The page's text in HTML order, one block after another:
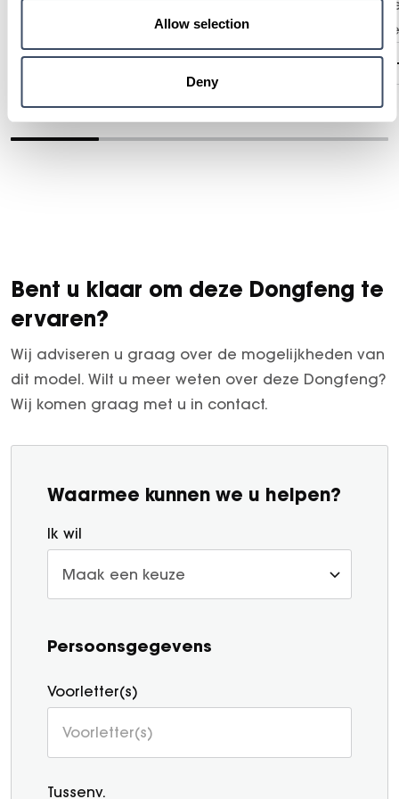
Allow selection
Deny
Service en diensten
Bent u klaar om deze Dongfeng te
ervaren?
Wij adviseren u graag over de mogelijkheden van
dit model. Wilt u meer weten over deze Dongfeng?
Wij komen graag met u in contact.
Waarmee kunnen we u helpen?
Ik wil
Persoonsgegevens
Voorletter(s)
Tussenv.